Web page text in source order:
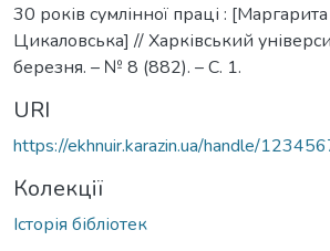
30 років сумлінної праці :
Цикаловська] // Харківський
березня. – № 8 (882). – С. 1.
URI
https://ekhnuir.karazin.ua/handle/
Колекції
Історія бібліотек